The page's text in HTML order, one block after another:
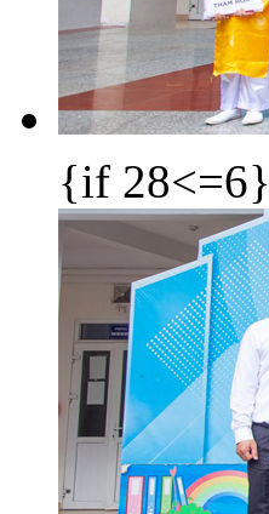
{if 28<=6}